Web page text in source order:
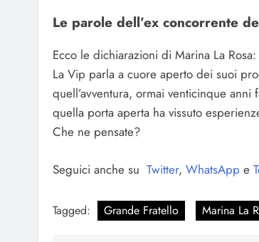
Le parole dell’ex concorrente
Ecco le dichiarazioni di Marina La Rosa:
La Vip parla a cuore aperto dei suoi
quell’avventura, ormai venticinque
quella porta aperta ha vissuto
Che ne pensate?
Seguici anche su Twitter, WhatsApp e
Tagged: Grande Fratello Marina La